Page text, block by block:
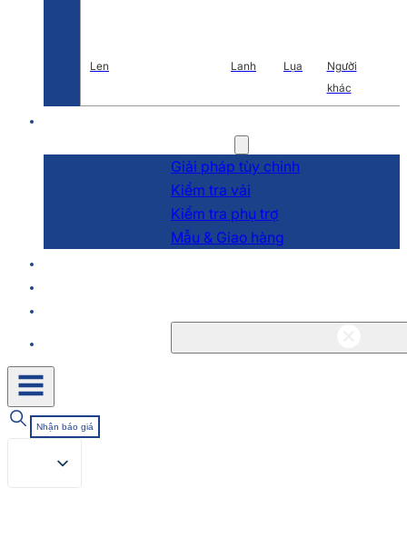
Len Lanh Lụa
Người
khác
Giải pháp tùy chỉnh
Kiểm tra vải
Kiểm tra phụ trợ
Mẫu & Giao hàng
Nhận báo giá